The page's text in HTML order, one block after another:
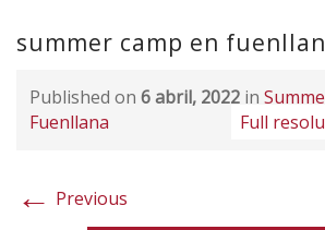
summer camp en
Published on 6 abril, 2022 in
Fuenllana
Full
← Previous